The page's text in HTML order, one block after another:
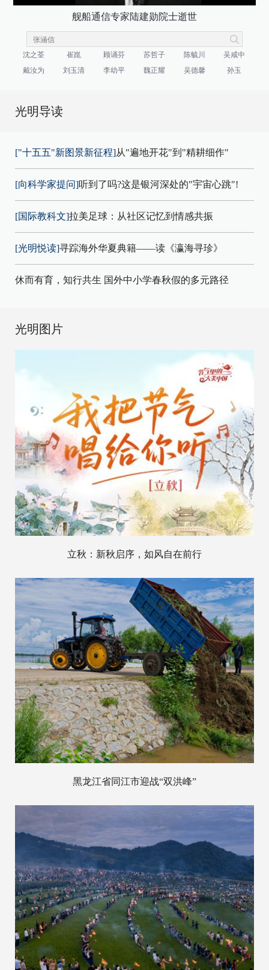
舰船通信专家陆建勋院士逝世
沈之荃 崔崑 顾诵芬 苏哲子 陈毓川
吴咸中
戴汝为
刘玉清 李幼平 魏正耀 吴德馨 孙玉
光明导读
["十五五"新图景新征程]从"遍地开花"到"精耕细作"
[向科学家提问]听到了吗?这是银河深处的"宇宙心跳"!
[国际教科文]拉美足球：从社区记忆到情感共振
[光明悦读]寻踪海外华夏典籍——读《瀛海寻珍》
休而有育，知行共生 国外中小学春秋假的多元路径
光明图片
立秋：新秋启序，如风自在前行
黑龙江省同江市迎战“双洪峰”